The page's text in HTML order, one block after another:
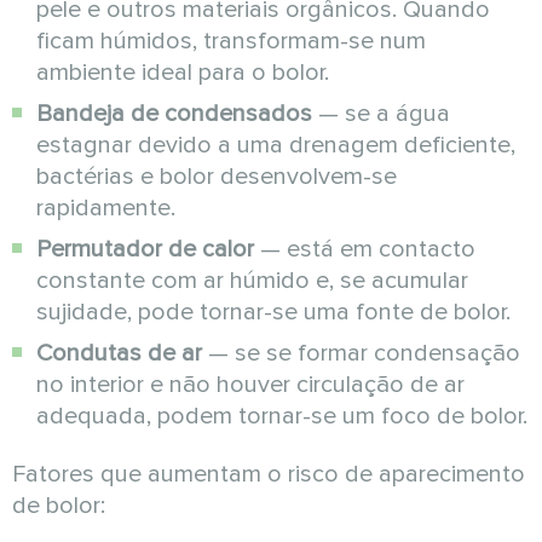
pele e outros materiais orgânicos. Quando
ficam húmidos, transformam-se num
ambiente ideal para o bolor.
Bandeja de condensados — se a água
estagnar devido a uma drenagem deficiente,
bactérias e bolor desenvolvem-se
rapidamente.
Permutador de calor— está em contacto
constante com ar húmido e, se acumular
sujidade, pode tornar-se uma fonte de bolor.
Condutas de ar— se se formar condensação
no interior e não houver circulação de ar
adequada, podem tornar-se um foco de bolor.
Fatores que aumentam o risco de aparecimento
de bolor: